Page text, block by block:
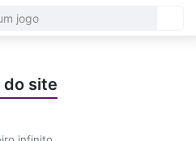
do site